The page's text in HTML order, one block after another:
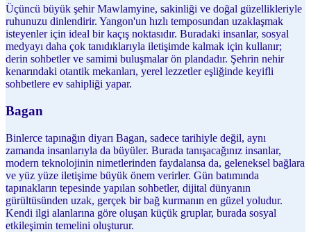
Üçüncü büyük şehir Mawlamyine, sakinliği ve doğal güzellikleriyle
ruhunuzu dinlendirir. Yangon'un hızlı temposundan uzaklaşmak
isteyenler için ideal bir kaçış noktasıdır. Buradaki insanlar, sosyal
medyayı daha çok tanıdıklarıyla iletişimde kalmak için kullanır;
derin sohbetler ve samimi buluşmalar ön plandadır. Şehrin nehir
kenarındaki otantik mekanları, yerel lezzetler eşliğinde keyifli
sohbetlere ev sahipliği yapar.
Bagan
Binlerce tapınağın diyarı Bagan, sadece tarihiyle değil, aynı
zamanda insanlarıyla da büyüler. Burada tanışacağınız insanlar,
modern teknolojinin nimetlerinden faydalansa da, geleneksel bağlara
ve yüz yüze iletişime büyük önem verirler. Gün batımında
tapınakların tepesinde yapılan sohbetler, dijital dünyanın
gürültüsünden uzak, gerçek bir bağ kurmanın en güzel yoludur.
Kendi ilgi alanlarına göre oluşan küçük gruplar, burada sosyal
etkileşimin temelini oluşturur.